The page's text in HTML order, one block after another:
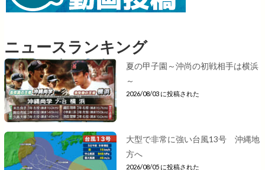
ニュースランキング
夏の甲子園～沖尚の初戦相手は横浜
～
2026/08/03 に投稿された
大型で非常に強い台風13号 沖縄地
方へ
2026/08/05 に投稿された